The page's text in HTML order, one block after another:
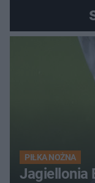
PIŁKA NOŻNA
Jagiellonia